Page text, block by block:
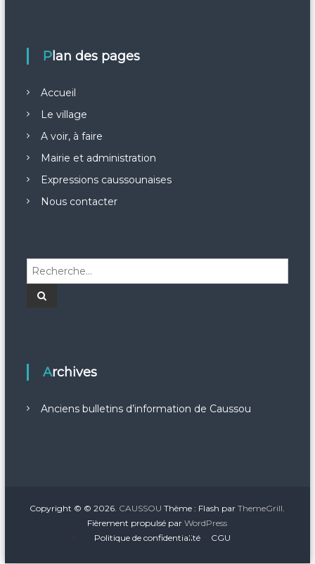
c
e
Plan des pages
Accueil
Le village
A voir, à faire
Mairie et administration
Expressions caussounaises
Nous contacter
R
h
e
:
R
e
Archives
Anciens bulletins d’information de Caussou
Copyright © © 2026. CAUSSOU Thème : Flash parThemeGrill
Fièrement propulsé parWordPress
Politique de confidentialité
CGU